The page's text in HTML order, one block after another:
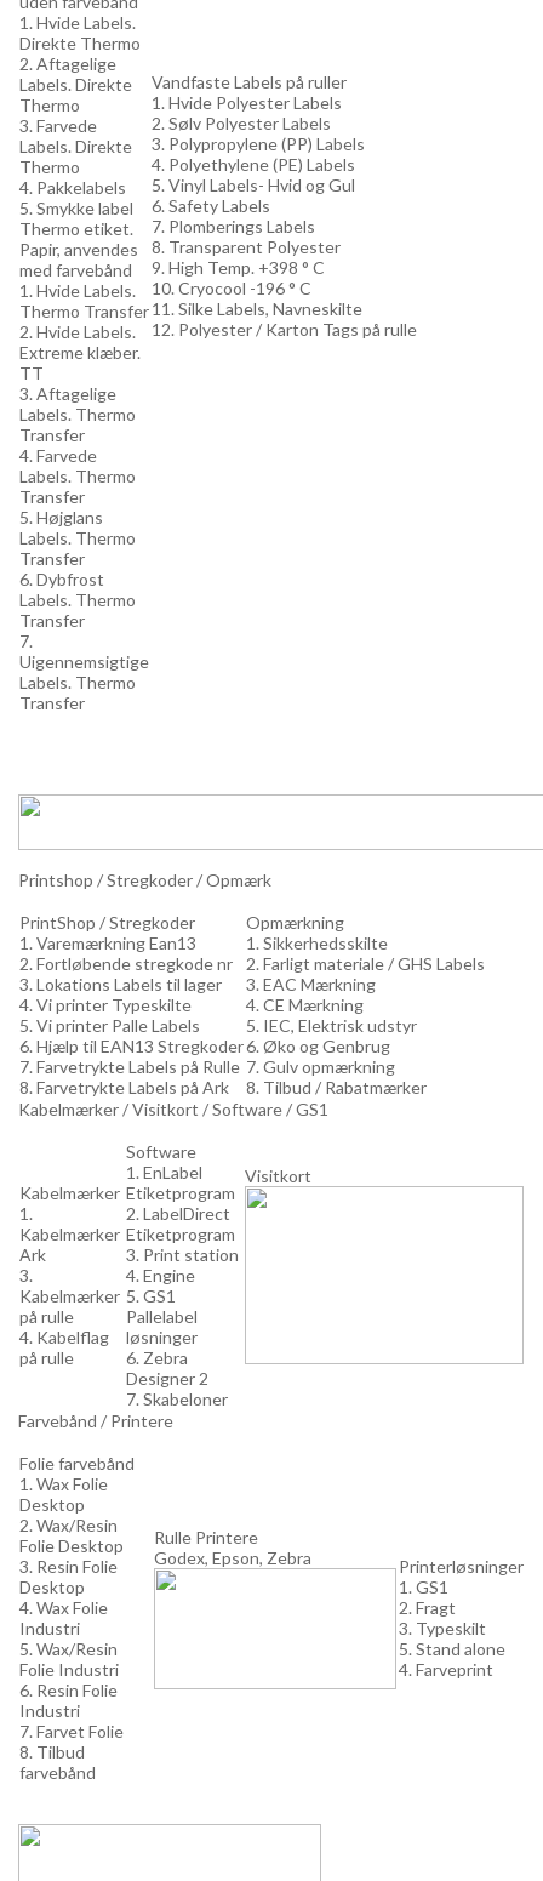
1. Hvide Labels.
Direkte Thermo
2. Aftagelige
Labels. Direkte
Thermo
3. Farvede
Labels. Direkte
Thermo
4. Pakkelabels
5. Smykke label
Thermo etiket.
Papir, anvendes
med farvebånd
1. Hvide Labels.
Thermo Transfer
2. Hvide Labels.
Extreme klæber.
TT
3. Aftagelige
Labels. Thermo
Transfer
4. Farvede
Labels. Thermo
Transfer
5. Højglans
Labels. Thermo
Transfer
6. Dybfrost
Labels. Thermo
Transfer
7.
Uigennemsigtige
Labels. Thermo
Transfer
Vandfaste Labels på ruller
1. Hvide Polyester Labels
2. Sølv Polyester Labels
3. Polypropylene (PP) Labels
4. Polyethylene (PE) Labels
5. Vinyl Labels- Hvid og Gul
6. Safety Labels
7. Plomberings Labels
8. Transparent Polyester
9. High Temp. +398 ° C
10. Cryocool -196 ° C
11. Silke Labels, Navneskilte
12. Polyester / Karton Tags på rulle
Printshop / Stregkoder / Opmærk
PrintShop / Stregkoder
1. Varemærkning Ean13
2. Fortløbende stregkode nr
3. Lokations Labels til lager
4. Vi printer Typeskilte
5. Vi printer Palle Labels
6. Hjælp til EAN13 Stregkoder
7. Farvetrykte Labels på Rulle
8. Farvetrykte Labels på Ark
Opmærkning
1. Sikkerhedsskilte
2. Farligt materiale / GHS Labels
3. EAC Mærkning
4. CE Mærkning
5. IEC, Elektrisk udstyr
6. Øko og Genbrug
7. Gulv opmærkning
8. Tilbud / Rabatmærker
Kabelmærker / Visitkort / Software / GS1
Kabelmærker
1.
Kabelmærker
Ark
3.
Kabelmærker
på rulle
4. Kabelflag
på rulle
Software
1. EnLabel
Etiketprogram
2. LabelDirect
Etiketprogram
3. Print station
4. Engine
5. GS1
Pallelabel
løsninger
6. Zebra
Designer 2
7. Skabeloner
Visitkort
Farvebånd / Printere
Folie farvebånd
1. Wax Folie
Desktop
2. Wax/Resin
Folie Desktop
3. Resin Folie
Desktop
4. Wax Folie
Industri
5. Wax/Resin
Folie Industri
6. Resin Folie
Industri
7. Farvet Folie
8. Tilbud
farvebånd
Rulle Printere
Godex, Epson, Zebra
Printerløsninger
1. GS1
2. Fragt
3. Typeskilt
5. Stand alone
4. Farveprint